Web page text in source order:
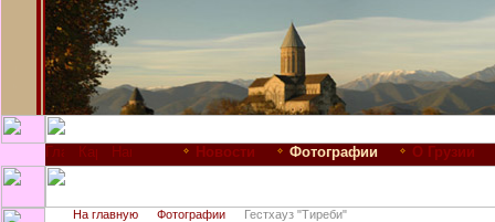
Новости Фотографии О Грузии
На главную Фотографии Гестхауз "Тиреби"